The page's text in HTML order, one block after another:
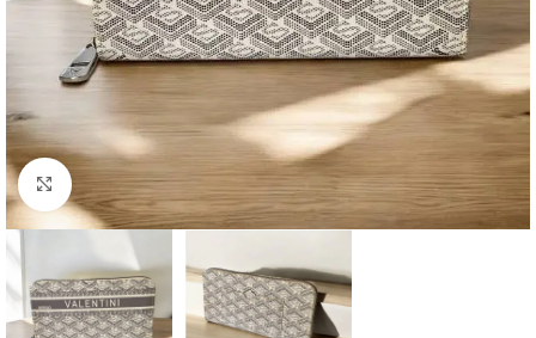
Click to enlarge